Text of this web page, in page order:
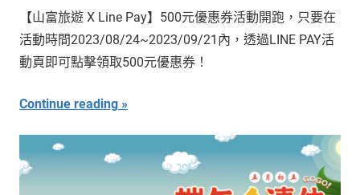
【山富旅遊 X Line Pay】500元優惠券活動開跑，只要在
活動時間2023/08/24~2023/09/21內，透過LINE PAY活
動頁即可點擊領取500元優惠券！
Continue reading